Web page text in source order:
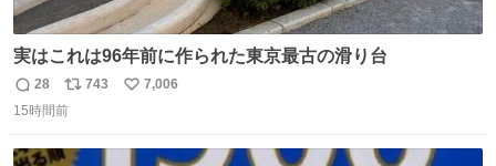
実はこれは96年前に作られた東京最古の滑り台
返
信
28
リ
ポ
743
い
7,006
15時間前